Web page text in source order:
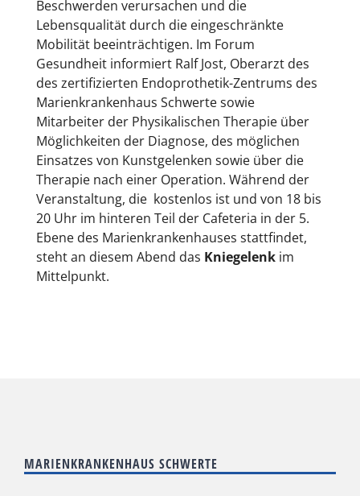
Beschwerden verursachen und die
Lebensqualität durch die eingeschränkte
Mobilität beeinträchtigen. Im Forum
Gesundheit informiert Ralf Jost, Oberarzt des
des zertifizierten Endoprothetik-Zentrums des
Marienkrankenhaus Schwerte sowie
Mitarbeiter der Physikalischen Therapie über
Möglichkeiten der Diagnose, des möglichen
Einsatzes von Kunstgelenken sowie über die
Therapie nach einer Operation. Während der
Veranstaltung, die kostenlos ist und von 18 bis
20 Uhr im hinteren Teil der Cafeteria in der 5.
Ebene des Marienkrankenhauses stattfindet,
steht an diesem Abend das Kniegelenk im
Mittelpunkt.
MARIENKRANKENHAUS SCHWERTE